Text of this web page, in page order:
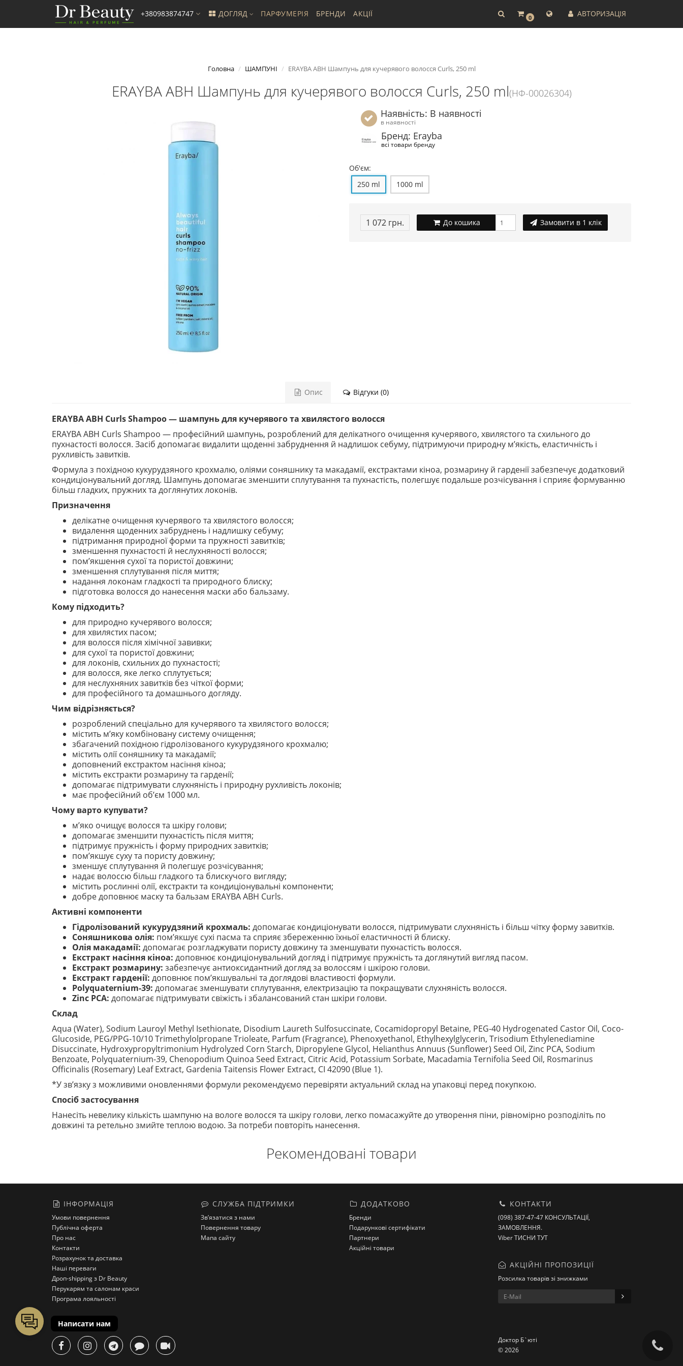
0 АВТОРИЗАЦІЯ
+380983874747 ДОГЛЯД ПАРФУМЕРІЯ БРЕНДИ АКЦІЇ
Головна ШАМПУНІ ERAYBA ABH Шампунь для кучерявого волосся Curls, 250 ml
ERAYBA ABH Шампунь для кучерявого волосся Curls, 250 ml(НФ-00026304)
Наявність: В наявності
в наявності
Бренд: Erayba
всі товари бренду
Об'єм:
250 ml
1000 ml
1 072 грн. До кошика Замовити в 1 клік
Опис Відгуки (0)
ERAYBA ABH Curls Shampoo — шампунь для кучерявого та хвилястого волосся
ERAYBA ABH Curls Shampoo — професійний шампунь, розроблений для делікатного очищення кучерявого, хвилястого та схильного до
пухнастості волосся. Засіб допомагає видалити щоденні забруднення й надлишок себуму, підтримуючи природну м’якість, еластичність і
рухливість завитків.
Формула з похідною кукурудзяного крохмалю, оліями соняшнику та макадамії, екстрактами кіноа, розмарину й гарденії забезпечує додатковий
кондиціонувальний догляд. Шампунь допомагає зменшити сплутування та пухнастість, полегшує подальше розчісування і сприяє формуванню
більш гладких, пружних та доглянутих локонів.
Призначення
делікатне очищення кучерявого та хвилястого волосся;
видалення щоденних забруднень і надлишку себуму;
підтримання природної форми та пружності завитків;
зменшення пухнастості й неслухняності волосся;
пом’якшення сухої та пористої довжини;
зменшення сплутування після миття;
надання локонам гладкості та природного блиску;
підготовка волосся до нанесення маски або бальзаму.
Кому підходить?
для природно кучерявого волосся;
для хвилястих пасом;
для волосся після хімічної завивки;
для сухої та пористої довжини;
для локонів, схильних до пухнастості;
для волосся, яке легко сплутується;
для неслухняних завитків без чіткої форми;
для професійного та домашнього догляду.
Чим відрізняється?
розроблений спеціально для кучерявого та хвилястого волосся;
містить м’яку комбіновану систему очищення;
збагачений похідною гідролізованого кукурудзяного крохмалю;
містить олії соняшнику та макадамії;
доповнений екстрактом насіння кіноа;
містить екстракти розмарину та гарденії;
допомагає підтримувати слухняність і природну рухливість локонів;
має професійний об’єм 1000 мл.
Чому варто купувати?
м’яко очищує волосся та шкіру голови;
допомагає зменшити пухнастість після миття;
підтримує пружність і форму природних завитків;
пом’якшує суху та пористу довжину;
зменшує сплутування й полегшує розчісування;
надає волоссю більш гладкого та блискучого вигляду;
містить рослинні олії, екстракти та кондиціонувальні компоненти;
добре доповнює маску та бальзам ERAYBA ABH Curls.
Активні компоненти
Гідролізований кукурудзяний крохмаль: допомагає кондиціонувати волосся, підтримувати слухняність і більш чітку форму завитків.
Соняшникова олія: пом’якшує сухі пасма та сприяє збереженню їхньої еластичності й блиску.
Олія макадамії: допомагає розгладжувати пористу довжину та зменшувати пухнастість волосся.
Екстракт насіння кіноа: доповнює кондиціонувальний догляд і підтримує пружність та доглянутий вигляд пасом.
Екстракт розмарину: забезпечує антиоксидантний догляд за волоссям і шкірою голови.
Екстракт гарденії: доповнює пом’якшувальні та доглядові властивості формули.
Polyquaternium-39: допомагає зменшувати сплутування, електризацію та покращувати слухняність волосся.
Zinc PCA: допомагає підтримувати свіжість і збалансований стан шкіри голови.
Склад
Aqua (Water), Sodium Lauroyl Methyl Isethionate, Disodium Laureth Sulfosuccinate, Cocamidopropyl Betaine, PEG-40 Hydrogenated Castor Oil, Coco-
Glucoside, PEG/PPG-10/10 Trimethylolpropane Trioleate, Parfum (Fragrance), Phenoxyethanol, Ethylhexylglycerin, Trisodium Ethylenediamine
Disuccinate, Hydroxypropyltrimonium Hydrolyzed Corn Starch, Dipropylene Glycol, Helianthus Annuus (Sunflower) Seed Oil, Zinc PCA, Sodium
Benzoate, Polyquaternium-39, Chenopodium Quinoa Seed Extract, Citric Acid, Potassium Sorbate, Macadamia Ternifolia Seed Oil, Rosmarinus
Officinalis (Rosemary) Leaf Extract, Gardenia Taitensis Flower Extract, CI 42090 (Blue 1).
*У зв’язку з можливими оновленнями формули рекомендуємо перевіряти актуальний склад на упаковці перед покупкою.
Спосіб застосування
Нанесіть невелику кількість шампуню на вологе волосся та шкіру голови, легко помасажуйте до утворення піни, рівномірно розподіліть по
довжині та ретельно змийте теплою водою. За потреби повторіть нанесення.
Рекомендовані товари
ІНФОРМАЦІЯ
Умови повернення
Публічна оферта
Про нас
Контакти
Розрахунок та доставка
Наші переваги
Дроп-shipping з Dr Beauty
Перукарям та салонам краси
Програма лояльності
СЛУЖБА ПІДТРИМКИ
Зв’язатися з нами
Повернення товару
Мапа сайту
ДОДАТКОВО
Бренди
Подарункові сертифікати
Партнери
Акційні товари
КОНТАКТИ
(098) 387-47-47 КОНСУЛЬТАЦІЇ,
ЗАМОВЛЕННЯ.
Viber ТИСНИ ТУТ
АКЦІЙНІ ПРОПОЗИЦІЇ
Розсилка товарів зі знижками
Доктор Б`юті
© 2026